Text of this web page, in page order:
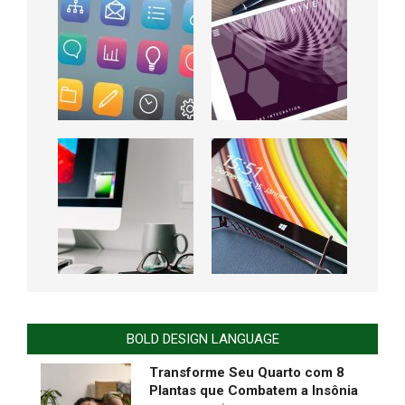
BOLD DESIGN LANGUAGE
Transforme Seu Quarto com 8
Plantas que Combatem a Insônia